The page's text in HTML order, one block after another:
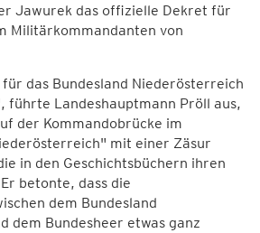
Jawurek das offizielle Dekret für
Militärkommandanten von
das Bundesland Niederösterreich
führte Landeshauptmann Pröll aus,
der Kommandobrücke im
mit einer Zäsur
in den Geschichtsbüchern ihren
betonte, dass die
dem Bundesland
dem Bundesheer etwas ganz